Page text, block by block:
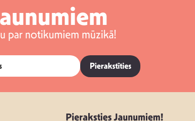
par notikumiem mūzikā!
Pierakstīties
Pieraksties Jaunumiem!